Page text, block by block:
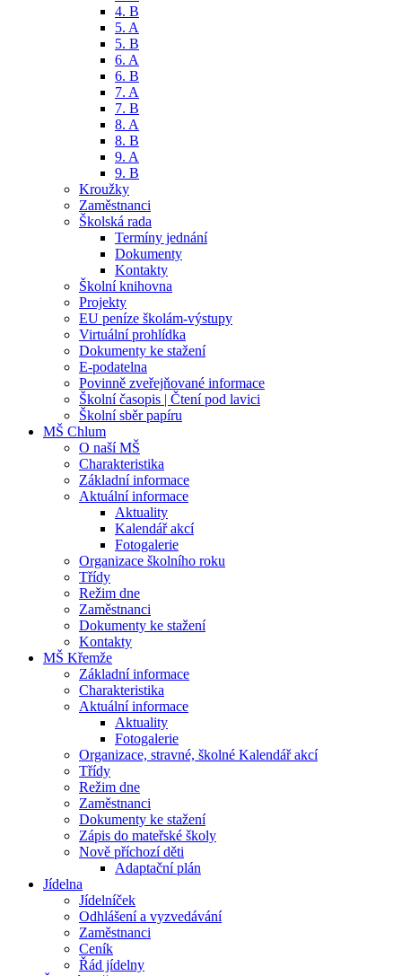
4. B
5. A
5. B
6. A
6. B
7. A
7. B
8. A
8. B
9. A
9. B
Kroužky
Zaměstnanci
Školská rada
Termíny jednání
Dokumenty
Kontakty
Školní knihovna
Projekty
EU peníze školám-výstupy
Virtuální prohlídka
Dokumenty ke stažení
E-podatelna
Povinně zveřejňované informace
Školní časopis | Čtení pod lavici
Školní sběr papíru
MŠ Chlum
O naší MŠ
Charakteristika
Základní informace
Aktuální informace
Aktuality
Kalendář akcí
Fotogalerie
Organizace školního roku
Třídy
Režim dne
Zaměstnanci
Dokumenty ke stažení
Kontakty
MŠ Křemže
Základní informace
Charakteristika
Aktuální informace
Aktuality
Fotogalerie
Organizace, stravné, školné Kalendář akcí
Třídy
Režim dne
Zaměstnanci
Dokumenty ke stažení
Zápis do mateřské školy
Nově příchozí děti
Adaptační plán
Jídelna
Jídelníček
Odhlášení a vyzvedávání
Zaměstnanci
Ceník
Řád jídelny